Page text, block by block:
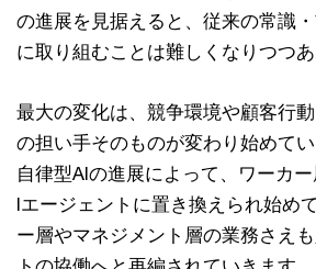
の進展を見据えると、従来の常識
に取り組むことは難しくなりつつあ
最大の変化は、競争環境や顧客行
の担い手そのものが変わり始めてい
自律型AIの進展によって、ワーカ
Iエージェントに置き換えられ始め
ー層やマネジメント層の業務さえ